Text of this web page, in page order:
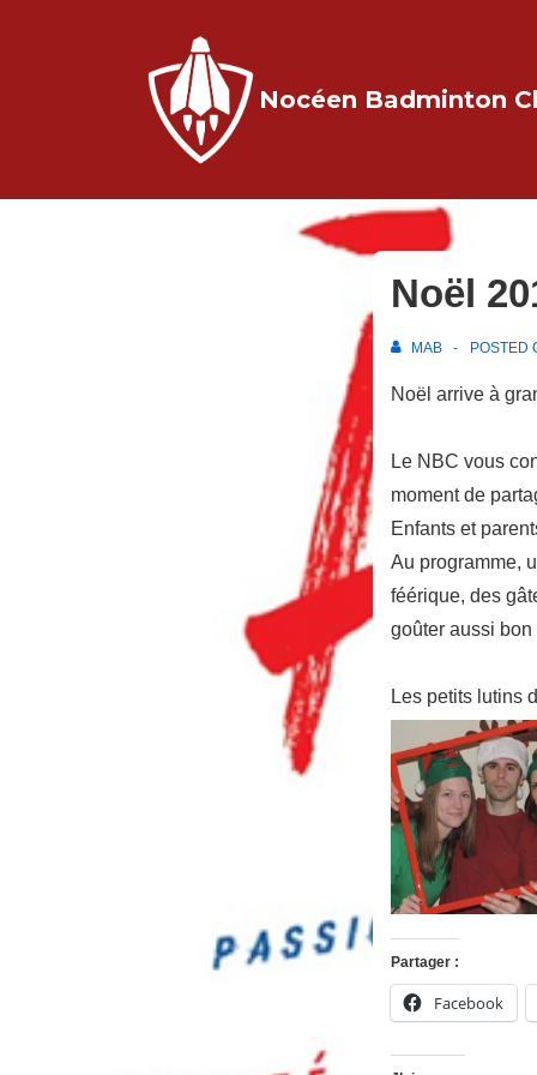
Nocéen Badminton
Noël
MAB POSTED
Noël arrive à
Le NBC vous
moment de
Enfants et
Au programme,
féérique, des
goûter aussi bon
Les petits lutins
Partager :
Facebook